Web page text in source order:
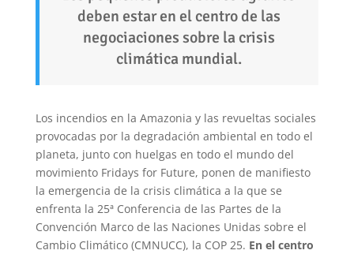
deben estar en el centro de las
negociaciones sobre la crisis
climática mundial.
Los incendios en la Amazonia y las revueltas sociales
provocadas por la degradación ambiental en todo el
planeta, junto con huelgas en todo el mundo del
movimiento Fridays for Future, ponen de manifiesto
la emergencia de la crisis climática a la que se
enfrenta la 25ª Conferencia de las Partes de la
Convención Marco de las Naciones Unidas sobre el
Cambio Climático (CMNUCC), la COP 25. En el centro